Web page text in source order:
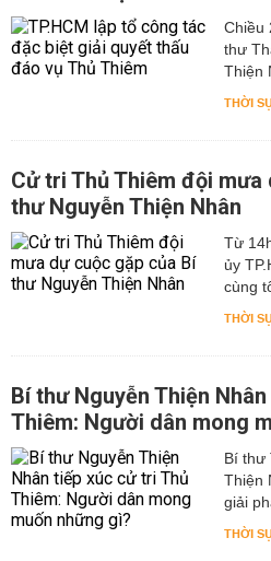
Chiều
thư
Thiện
THỜI
Cử tri Thủ Thiêm đội
thư Nguyễn Thiện Nhân
Từ
ủy
cùng
THỜI
Bí thư Nguyễn Thiện
Thiêm: Người dân mong
Bí thư
Thiện
giải
THỜI